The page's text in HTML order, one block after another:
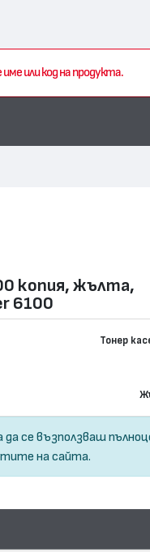
копия, жълта,
6100
Тонер
да се възползваш
на сайта.